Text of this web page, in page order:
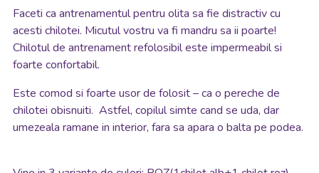
Faceti ca antrenamentul pentru olita sa fie distractiv cu
acesti chilotei. Micutul vostru va fi mandru sa ii poarte!
Chilotul de antrenament refolosibil este impermeabil si
foarte confortabil.
Este comod si foarte usor de folosit – ca o pereche de
chilotei obisnuiti. Astfel, copilul simte cand se uda, dar
umezeala ramane in interior, fara sa apara o balta pe podea.